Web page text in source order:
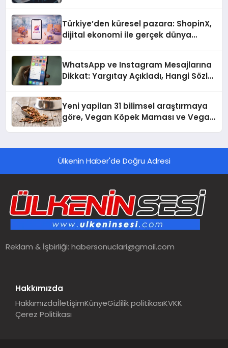
Türkiye’den küresel pazara: ShopinX,
dijital ekonomi ile gerçek dünya
WhatsApp ve Instagram Mesajlarına
Dikkat: Yargıtay Açıkladı, Hangi Sözler
Yeni yapilan 31 bilimsel araştırmaya
göre, Vegan Köpek Maması ve Vegan
Ülkenin Haber'de Doğru Adresi
Reklam & İşbirliği:habersonuclari@gmail.com
Hakkımızda
HakkımızdaİletişimKünyeGizlilik politikasıKVKK
Çerez Politikası